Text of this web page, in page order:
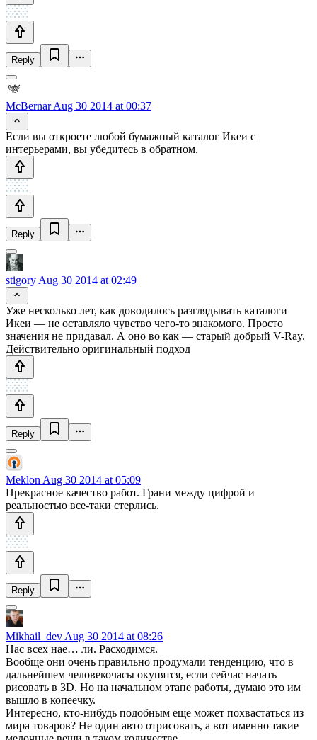
Reply
McBernarAug 30 2014 at 00:37
Если вы откроете любой бумажный каталог Икеи с
интерьерами, вы убедитесь в обратном.
Reply
stigory Aug 30 2014 at 02:49
Уже несколько лет, как доводилось разглядывать каталоги
Икеи — не оставляло чувство чего-то знакомого. Просто
значения не придавал. А оно во как — старый добрый V-Ray.
Действительно оригинальный подход
Reply
Meklon Aug 30 2014 at 05:09
Прекрасное качество работ. Грани между цифрой и
реальностью все-таки стерлись.
Reply
Mikhail_dev Aug 30 2014 at 08:26
Нас всех нае… ли. Расходимся.
Вообще они очень правильно продумали тенденцию, что в
дальнейшем человекочасы окупятся, если сейчас начать
рисовать в 3D. Но на начальном этапе работы, думаю это им
вышло в копеечку.
Интересно, кто-нибудь подобным еще может похвастаться из
мира товаров? Не один авто отрисовать, а вот именно такие